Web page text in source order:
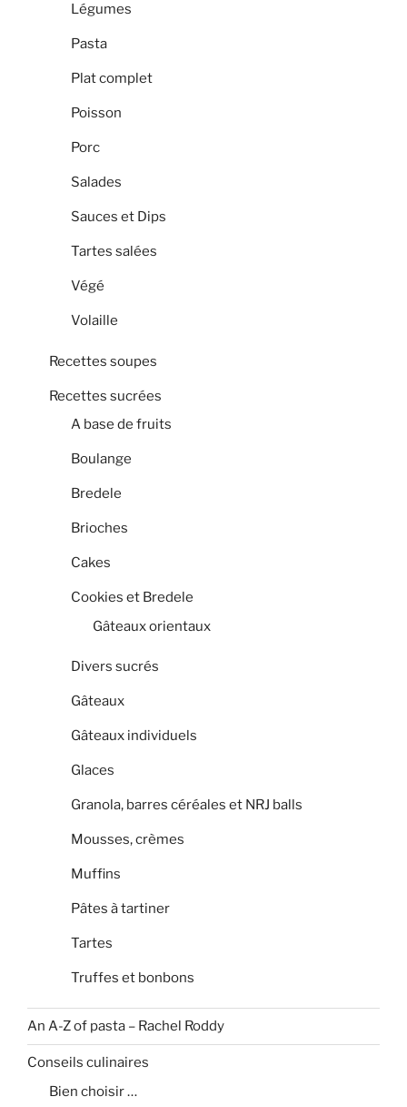
Légumes
Pasta
Plat complet
Poisson
Porc
Salades
Sauces et Dips
Tartes salées
Végé
Volaille
Recettes soupes
Recettes sucrées
A base de fruits
Boulange
Bredele
Brioches
Cakes
Cookies et Bredele
Gâteaux orientaux
Divers sucrés
Gâteaux
Gâteaux individuels
Glaces
Granola, barres céréales et NRJ balls
Mousses, crèmes
Muffins
Pâtes à tartiner
Tartes
Truffes et bonbons
An A-Z of pasta – Rachel Roddy
Conseils culinaires
Bien choisir …